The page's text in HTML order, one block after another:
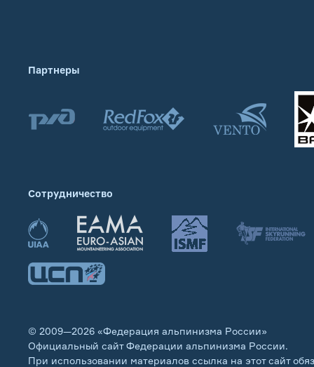
Партнеры
Сотрудничество
© 2009—2026 «Федерация альпинизма России»
Официальный сайт Федерации альпинизма России.
При использовании материалов ссылка на этот сайт